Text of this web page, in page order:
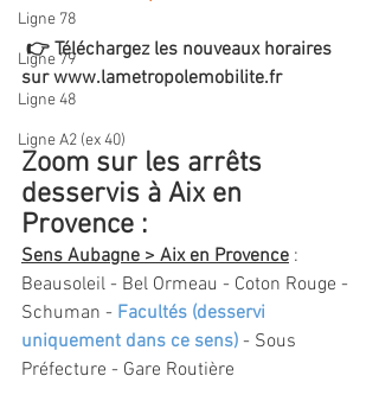
Ligne 78
Ligne 79
Ligne 48
Ligne A2 (ex 40)
👉 Téléchargez les nouveaux horaires
sur www.lametropolemobilite.fr
Zoom sur les arrêts
desservis à Aix en
Provence :
Sens Aubagne > Aix en Provence :
Beausoleil - Bel Ormeau - Coton Rouge -
Schuman - Facultés (desservi
uniquement dans ce sens) - Sous
Préfecture - Gare Routière